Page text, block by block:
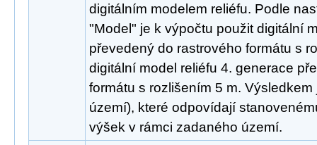
digitálním modelem reliéfu. Podle
"Model" je k výpočtu použit digitální
převedený do rastrového formátu s
digitální model reliéfu 4. generace
formátu s rozlišením 5 m.
území), které odpovídají
výšek v rámci zadaného území.